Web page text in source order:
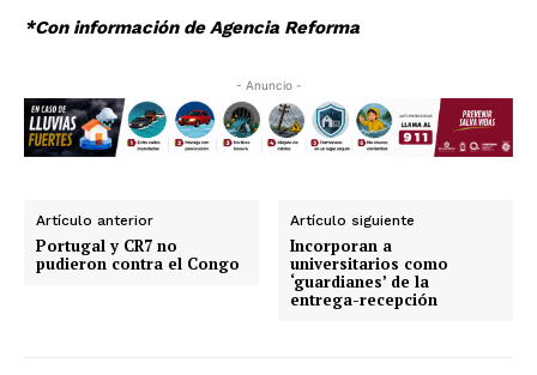
*Con información de Agencia Reforma
- Anuncio -
Artículo anterior
Portugal y CR7 no
pudieron contra el Congo
Artículo siguiente
Incorporan a
universitarios como
‘guardianes’ de la
entrega-recepción